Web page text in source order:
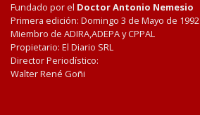
Fundado por el Doctor Antonio Nemesio
Primera edición: Domingo 3 de Mayo de 1992
Miembro de ADIRA,ADEPA y CPPAL
Propietario: El Diario SRL
Director Periodístico:
Walter René Goñi